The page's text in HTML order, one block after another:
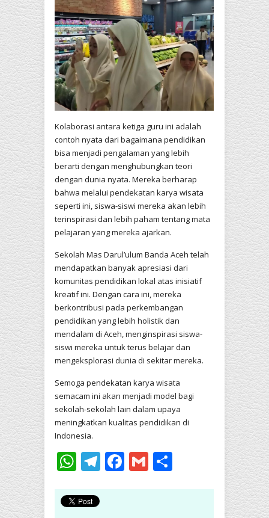
Kolaborasi antara ketiga guru ini adalah
contoh nyata dari bagaimana pendidikan
bisa menjadi pengalaman yang lebih
berarti dengan menghubungkan teori
dengan dunia nyata. Mereka berharap
bahwa melalui pendekatan karya wisata
seperti ini, siswa-siswi mereka akan lebih
terinspirasi dan lebih paham tentang mata
pelajaran yang mereka ajarkan.
Sekolah Mas Darul’ulum Banda Aceh telah
mendapatkan banyak apresiasi dari
komunitas pendidikan lokal atas inisiatif
kreatif ini. Dengan cara ini, mereka
berkontribusi pada perkembangan
pendidikan yang lebih holistik dan
mendalam di Aceh, menginspirasi siswa-
siswi mereka untuk terus belajar dan
mengeksplorasi dunia di sekitar mereka.
Semoga pendekatan karya wisata
semacam ini akan menjadi model bagi
sekolah-sekolah lain dalam upaya
meningkatkan kualitas pendidikan di
Indonesia.
WhatsApp
Telegram
Facebook
Gmail